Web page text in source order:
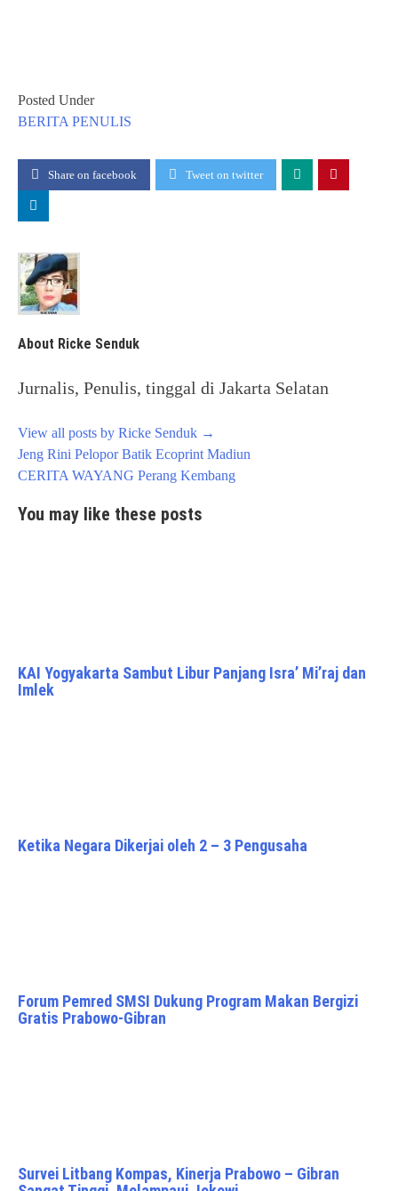
Posted Under
BERITA PENULIS
Share on facebook Tweet on twitter
About Ricke Senduk
Jurnalis, Penulis, tinggal di Jakarta Selatan
View all posts by Ricke Senduk →
Post
navigation
Jeng Rini Pelopor Batik Ecoprint Madiun
CERITA WAYANG Perang Kembang
You may like these posts
KAI Yogyakarta Sambut Libur Panjang Isra’ Mi’raj dan
Imlek
Ketika Negara Dikerjai oleh 2 – 3 Pengusaha
Forum Pemred SMSI Dukung Program Makan Bergizi
Gratis Prabowo-Gibran
Survei Litbang Kompas, Kinerja Prabowo – Gibran